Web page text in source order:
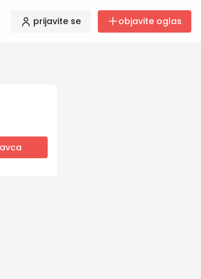
prijavite se objavite oglas